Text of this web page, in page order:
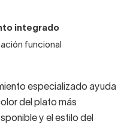
integrado
funcional
especializado ayuda
del plato más
y el estilo del